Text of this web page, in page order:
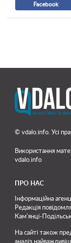
Facebook
© vdalo.info. Усі
Використання
vdalo.info
ПРО НАС
Інформаційна
Редакція
Кам'янці-
На сайті також
аналіз